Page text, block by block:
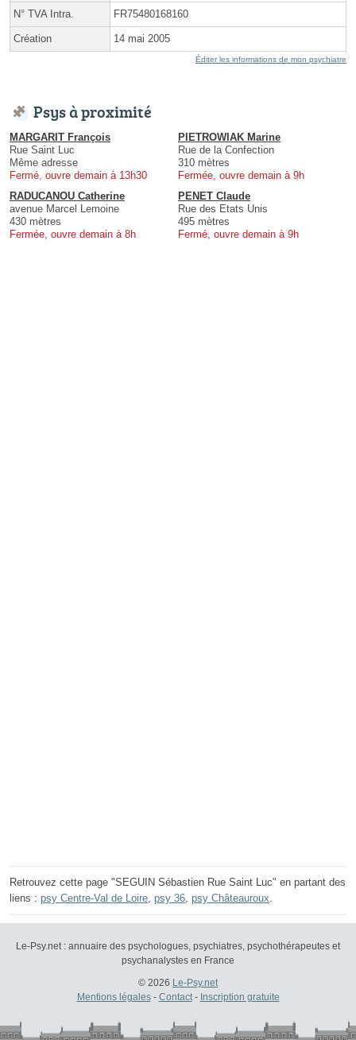
N° TVA Intra. FR75480168160
Création 14 mai 2005
Éditer les informations de mon psychiatre
Psys à proximité
MARGARIT François
Rue Saint Luc
Même adresse
Fermé, ouvre demain à 13h30
PIETROWIAK Marine
Rue de la Confection
310 mètres
Fermée, ouvre demain à 9h
RADUCANOU Catherine
avenue Marcel Lemoine
430 mètres
Fermée, ouvre demain à 8h
PENET Claude
Rue des Etats Unis
495 mètres
Fermé, ouvre demain à 9h
Retrouvez cette page "SEGUIN Sébastien Rue Saint Luc" en partant des
liens : psy Centre-Val de Loire, psy 36, psy Châteauroux.
Le-Psy.net : annuaire des psychologues, psychiatres, psychothérapeutes et
psychanalystes en France
© 2026 Le-Psy.net
Mentions légales- Contact- Inscription gratuite